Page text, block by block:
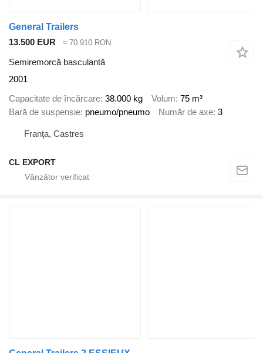
General Trailers
13.500 EUR
≈ 70.910 RON
Semiremorcă basculantă
2001
Capacitate de încărcare 38.000 kg Volum 75 m³
Bară de suspensie pneumo/pneumo Număr de axe 3
Franţa, Castres
CL EXPORT